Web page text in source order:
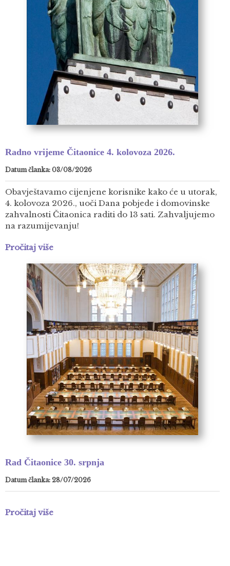
Radno vrijeme Čitaonice 4. kolovoza 2026.
Datum članka: 03/08/2026
Obavještavamo cijenjene korisnike kako će u utorak,
4. kolovoza 2026., uoči Dana pobjede i domovinske
zahvalnosti Čitaonica raditi do 13 sati. Zahvaljujemo
na razumijevanju!
Pročitaj više
Rad Čitaonice 30. srpnja
Datum članka: 28/07/2026
Pročitaj više